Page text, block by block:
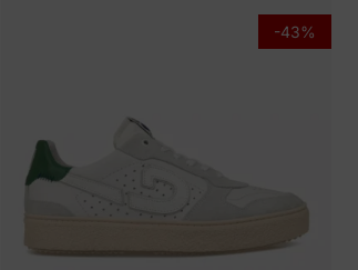
-43%